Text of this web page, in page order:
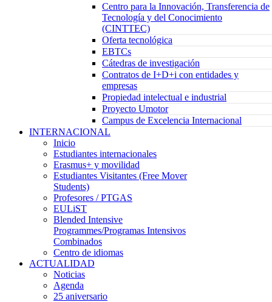
Centro para la Innovación, Transferencia de
Tecnología y del Conocimiento
(CINTTEC)
Oferta tecnológica
EBTCs
Cátedras de investigación
Contratos de I+D+i con entidades y
empresas
Propiedad intelectual e industrial
Proyecto Umotor
Campus de Excelencia Internacional
INTERNACIONAL
Inicio
Estudiantes internacionales
Erasmus+ y movilidad
Estudiantes Visitantes (Free Mover
Students)
Profesores / PTGAS
EULiST
Blended Intensive
Programmes/Programas Intensivos
Combinados
Centro de idiomas
ACTUALIDAD
Noticias
Agenda
25 aniversario